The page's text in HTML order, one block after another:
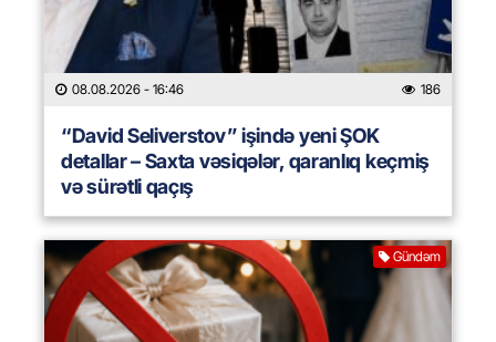
08.08.2026 - 16:46 186
“David Seliverstov” işində yeni ŞOK
detallar – Saxta vəsiqələr, qaranlıq keçmiş
və sürətli qaçış
Gündəm